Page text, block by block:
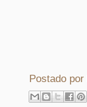
Postado por